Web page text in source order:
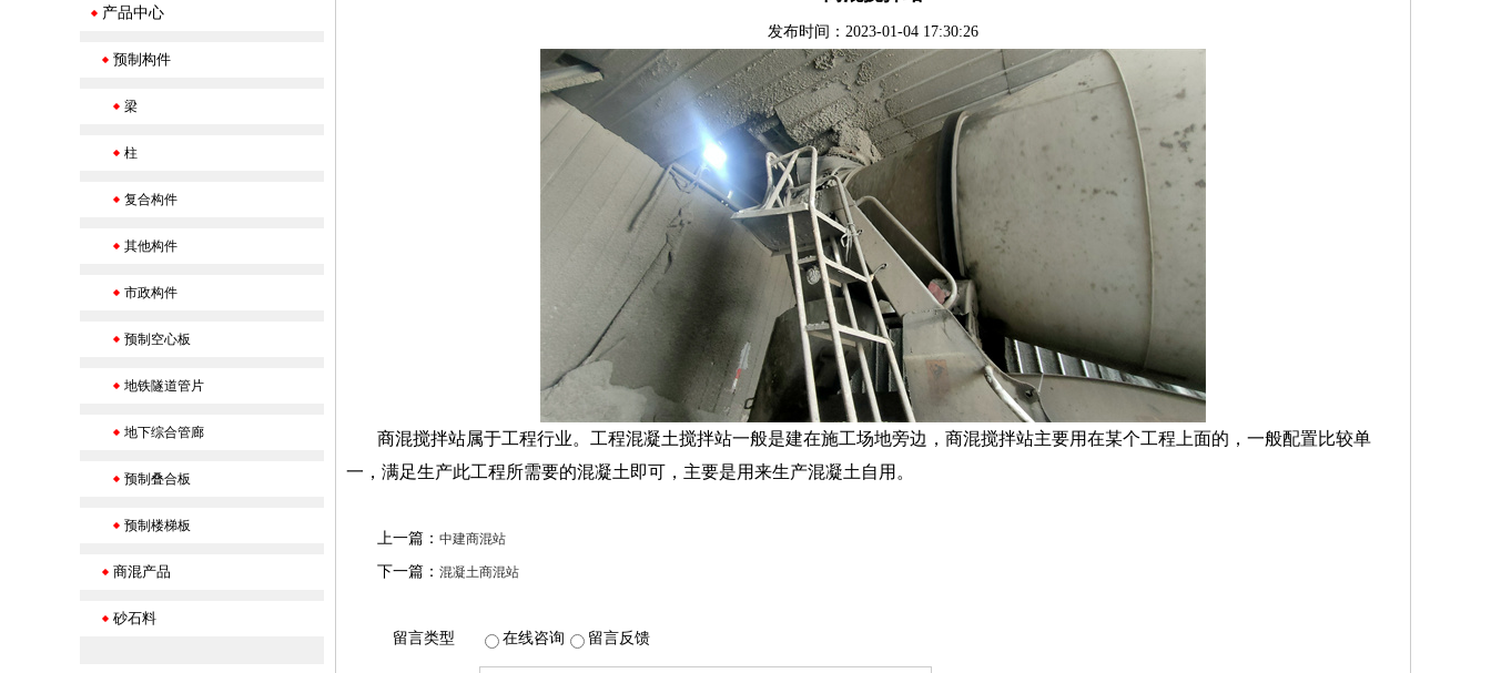
产品中心
预制构件
梁
柱
复合构件
其他构件
市政构件
预制空心板
地铁隧道管片
地下综合管廊
预制叠合板
预制楼梯板
商混产品
砂石料
发布时间：2023-01-04 17:30:26
商混搅拌站属于工程行业。工程混凝土搅拌站一般是建在施工场地旁边，商混搅拌站主要用在某个工程上面的，一般配置比较单
一，满足生产此工程所需要的混凝土即可，主要是用来生产混凝土自用。
上一篇： 中建商混站
下一篇： 混凝土商混站
留言类型 在线咨询 留言反馈